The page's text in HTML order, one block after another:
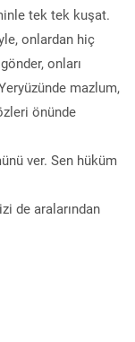
tek tek kuşat.
onlardan hiç
onları
mazlum,
önünde
ver. Sen hüküm
de aralarından